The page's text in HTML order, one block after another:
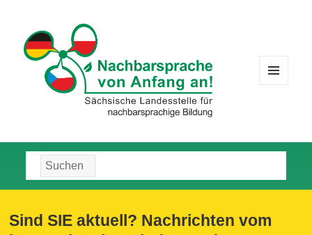
Suche
nach:
Sind SIE aktuell? Nachrichten vom